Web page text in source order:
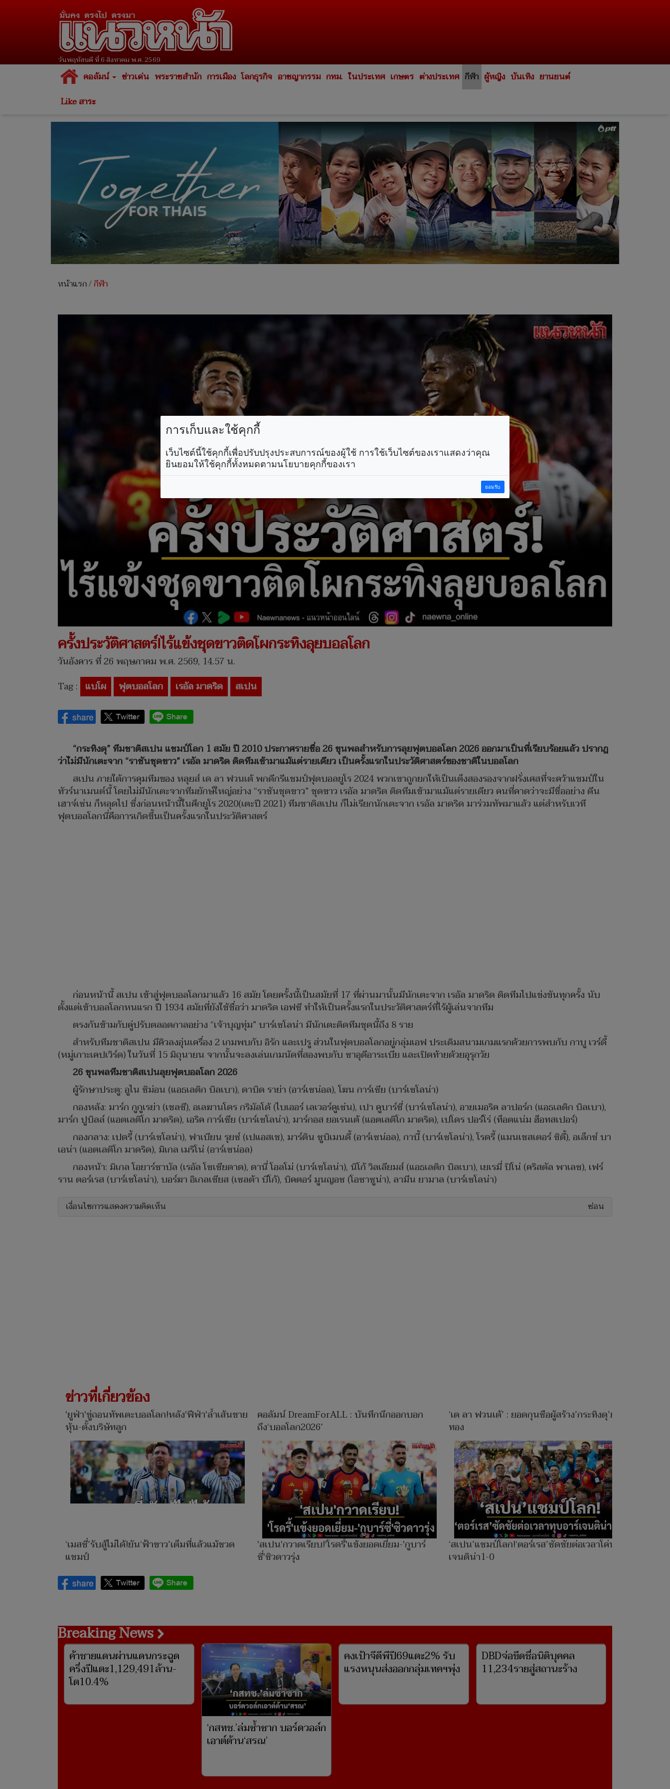
วันพฤหัสบดี ที่ 6 สิงหาคม พ.ศ. 2569
คอลัมน์ ข่าวเด่น พระราชสำนัก การเมือง โลกธุรกิจ อาชญากรรม กทม. ในประเทศ เกษตร ต่างประเทศ กีฬา ผู้หญิง บันเทิง ยานยนต์
Like สาระ
หน้าแรก/กีฬา
ครั้งประวัติศาสตร์!ไร้แข้งชุดขาวติดโผกระทิงลุยบอลโลก
วันอังคาร ที่ 26 พฤษภาคม พ.ศ. 2569, 14.57 น.
Tag : แบโผ ฟุตบอลโลก เรอัล มาดริด สเปน
“กระทิงดุ” ทีมชาติสเปน แชมป์โลก 1 สมัย ปี 2010 ประกาศรายชื่อ 26 ขุนพลสำหรับการลุยฟุตบอลโลก 2026 ออกมาเป็นที่เรียบร้อยแล้ว ปรากฎ
ว่าไ่ม่มีนักเตะจาก “ราชันชุดขาว” เรอัล มาดริด ติดทีมเข้ามาแม้แต่รายเดียว เป็นครั้งแรกในประวัติศาสตร์ของชาติในบอลโลก
สเปน ภายใต้การคุมทีมของ หลุยส์ เด ลา ฟวนเต้ พกดีกรีแชมป์ฟุตบอลยูโร 2024 พวกเขาถูกยกให้เป็นเต็งสองรองจากฝรั่งเศสที่จะคว้าแชมป์ใน
ทัวร์นาเมนต์นี้ โดยไม่มีนักเตะจากทีมยักษ์ใหญ่อย่าง “ราชันชุดขาว” ชุดขาว เรอัล มาดริด ติดทีมเข้ามาแม้แต่รายเดียว คนที่คาดว่าจะมีชื่ออย่าง ดีน
เฮาจ์เซ่น ก็หลุดไป ซึ่งก่อนหน้านี้ในศึกยูโร 2020(เตะปี 2021) ทีมชาติสเปน ก็ไม่เรียกนักเตะจาก เรอัล มาดริด มาร่วมทัพมาแล้ว แต่สำหรับเวที
ฟุตบอลโลกนี่คือการเกิดขึ้นเป็นครั้งแรกในประวัติศาสตร์
ก่อนหน้านี้ สเปน เข้าสู่ฟุตบอลโลกมาแล้ว 16 สมัย โดยครั้งนี้เป็นสมัยที่ 17 ที่ผ่านมานั้นมีนักเตะจาก เรอัล มาดริด ติดทีมไปแข่งขันทุกครั้ง นับ
ตั้งแต่เข้าบอลโลกหนแรก ปี 1934 สมัยที่ยังใช้ชื่อว่า มาดริด เอฟซี ทำให้เป็นครั้งแรกในประวัติศาสตร์ที่ไร้ผู้เล่นจากทีม
ตรงกันข้ามกับคู่ปรับตลอดกาลอย่าง “เจ้าบุญทุ่ม” บาร์เซโลน่า มีนักเตะติดทีมชุดนี้ถึง 8 ราย
สำหรับทีมชาติสเปน มีคิวลงอุ่นเครื่อง 2 เกมพบกับ อิรัก และเปรู ส่วนในฟุตบอลโลกอยู่กลุ่มเอฟ ประเดิมสนามเกมแรกด้วยการพบกับ กาบู เวร์ดี้
(หมู่เกาะเคปเวิร์ด) ในวันที่ 15 มิถุนายน จากนั้นจะลงเล่นเกมนัดที่สองพบกับ ซาอุดีอาระเบีย และเปิดท้ายด้วยอุรุกวัย
26 ขุนพลทีมชาติสเปนลุยฟุตบอลโลก 2026
ผู้รักษาประตู: อูไน ซิม่อน (แอธเลติก บิลเบา), ดาบิด ราย่า (อาร์เซน่อล), โฆน การ์เซีย (บาร์เซโลน่า)
กองหลัง: มาร์ก กูกูเรย่า (เชลซี), อเลฆานโดร กริมัลโด้ (ไบเออร์ เลเวอร์คูเซ่น), เปา คูบาร์ซี่ (บาร์เซโลน่า), อายเมอริค ลาปอร์ก (แอธเลติก บิลเบา),
มาร์ก ปูบิลล์ (แอตเลติโก มาดริด), เอริค การ์เซีย (บาร์เซโลน่า), มาร์กอส ยอเรนเต้ (แอตเลติโก มาดริด), เปโดร ปอร์โร่ (ท็อตแน่ม ฮ็อทสเปอร์)
กองกลาง: เปดรี้ (บาร์เซโลน่า), ฟาเบียน รุยซ์ (เปแอสเช), มาร์ติน ซูบิเมนดี้ (อาร์เซน่อล), กาบี้ (บาร์เซโลน่า), โรดรี้ (แมนเชสเตอร์ ซิตี้), อเล็กซ์ บา
เอน่า (แอตเลติโก มาดริด), มิเกล เมริโน่ (อาร์เซน่อล)
กองหน้า: มิเกล โอยาร์ซาบัล (เรอัล โซเซียดาด), ดานี่ โอลโม่ (บาร์เซโลน่า), นิโก้ วิลเลียมส์ (แอธเลติก บิลเบา), เยเรมี่ ปิโน่ (คริสตัล พาเลซ), เฟร์
ราน ตอร์เรส (บาร์เซโลน่า), บอร์ฆา อิเกลเซียส (เซลต้า บีโก้), บิคตอร์ มูนญอซ (โอซาซูน่า), ลามีน ยามาล (บาร์เซโลน่า)
เงื่อนไขการแสดงความคิดเห็น ซ่อน
ข่าวที่เกี่ยวข้อง
'ยูฟ่า'ขู่ถอนทัพเตะบอลโลก!หลัง'ฟีฟ่า'ล้ำเส้นขาย
หุ้น-ตั้งบริษัทลูก
คอลัมน์ DreamForALL : บันทึกนึกออกบอก
ถึง‘บอลโลก2026’
‘เด ลา ฟวนเต้’ : ยอดกุนซือผู้สร้าง’กระทิงดุ’ยุค
ทอง
‘เมสซี่’รับสู้ไม่ได้!ยัน‘ฟ้าขาว’เต็มที่แล้วแม้ชวด
แชมป์
'สเปน'กวาดเรียบ!'โรดรี้'แข้งยอดเยี่ยม-'กูบาร์
ซี่'ซิวดาวรุ่ง
‘สเปน’แชมป์โลก!‘ตอร์เรส’ซัดชัยต่อเวลาโค่นอาร์
เจนติน่า1-0
การเก็บและใช้คุกกี้
เว็บไซต์นี้ใช้คุกกี้เพื่อปรับปรุงประสบการณ์ของผู้ใช้ การใช้เว็บไซต์ของเราแสดงว่าคุณ
ยินยอมให้ใช้คุกกี้ทั้งหมดตามนโยบายคุกกี้ของเรา
ยอมรับ